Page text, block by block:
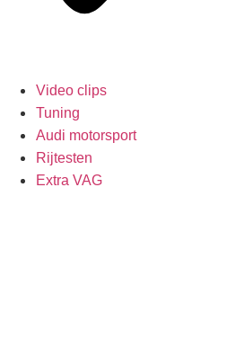
Video clips
Tuning
Audi motorsport
Rijtesten
Extra VAG